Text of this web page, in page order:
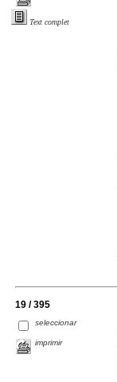
Text complet
19 / 395
seleccionar
imprimir